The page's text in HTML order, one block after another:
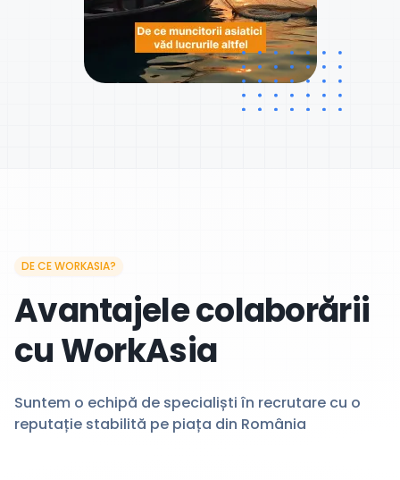
DE CE WORKASIA?
Avantajele colaborării
cu WorkAsia
Suntem o echipă de specialiști în recrutare cu o
reputație stabilită pe piața din România